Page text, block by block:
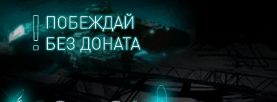
ПОБЕЖДАЙ
БЕЗ ДОНАТА